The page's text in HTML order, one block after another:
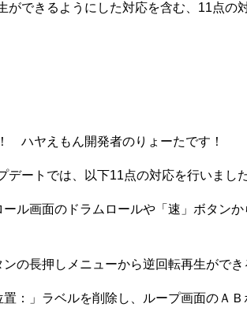
ができるようにした対応を含む、11点の
ハヤえもん開発者のりょーたです！
デートでは、以下11点の対応を行いまし
ール画面のドラムロールや「速」ボタン
ンの長押しメニューから逆回転再生がで
置：」ラベルを削除し、ループ画面のＡ